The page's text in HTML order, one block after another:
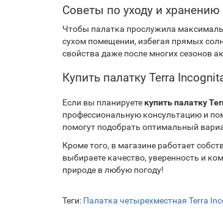
Советы по уходу и хранению
Чтобы палатка прослужила
сухом помещении, избегая прямых
свойства даже после многих сезонов
Купить палатку Terra
Если вы планируете купить палатку
профессиональную консультацию и
помогут подобрать оптимальный
Кроме того, в магазине работает
выбираете качество, уверенность и
природе в любую погоду!
Теги: Палатка четырехместная Terra